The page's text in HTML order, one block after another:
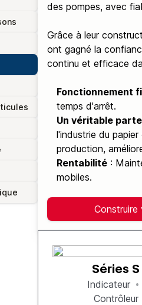
des pompes, avec
Grâce à leur
ont gagné la
continu et efficace
Fonctionnement
temps d'arrêt.
Un véritable
l'industrie du
production,
Rentabilité :
mobiles.
Construire
Séries S
Indicateur
Contrôleur